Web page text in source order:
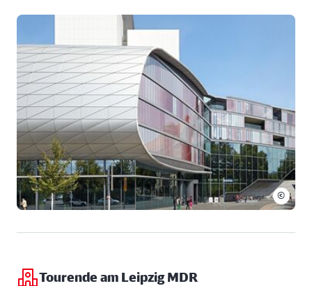
Erwachsene: 10,00 € Tageskarte
Familien: 35,00 € Tageskarte
©
Tourende am Leipzig MDR